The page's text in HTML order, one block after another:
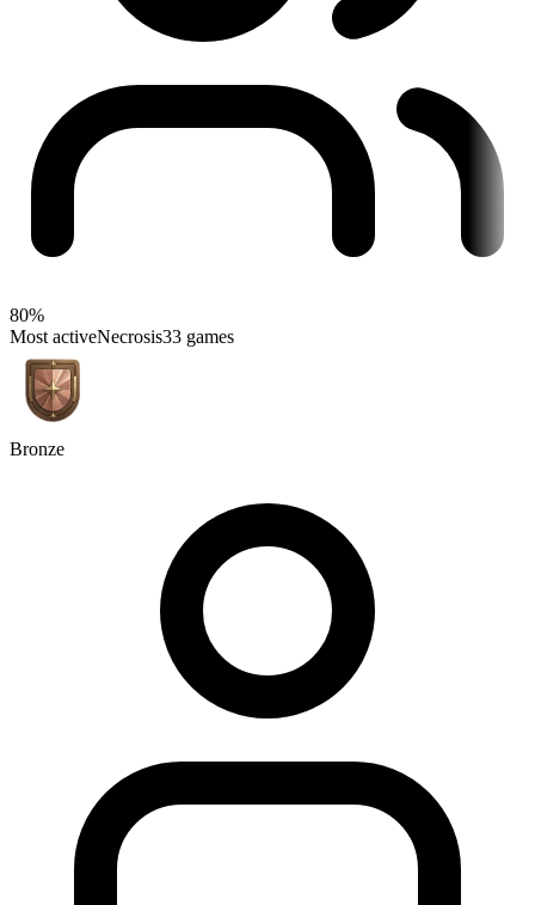
80%
Most activeNecrosis33 games
Bronze